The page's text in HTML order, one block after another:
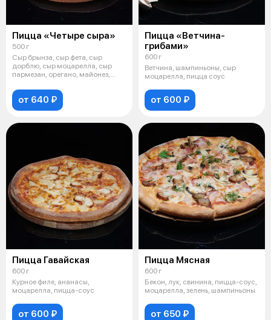
Пицца «Четыре сыра»
500 г
Сыр брынза, сыр фета, сыр
дорблю, сыр моцарелла, сыр
пармезан, орегано, майонез,
от 640 ₽
Пицца «Ветчина-
грибами»
600 г
Ветчина, шампиньоны, сыр
моцарелла, пицца соус
от 600 ₽
Пицца Гавайская
600 г
Курное филе, ананасы,
моцарелла, пицца-соус
от 600 ₽
Пицца Мясная
600 г
Бекон, лук, свинина, пицца-соус,
моцарелла, зелень, шампиньоны
от 650 ₽